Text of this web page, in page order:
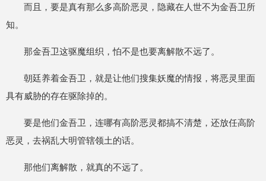
而且，要是真有那么多高阶恶灵，隐藏在人世不为金吾卫所
知。
那金吾卫这驱魔组织，怕不是也要离解散不远了。
朝廷养着金吾卫，就是让他们搜集妖魔的情报，将恶灵里面
具有威胁的存在驱除掉的。
要是他们金吾卫，连哪有高阶恶灵都搞不清楚，还放任高阶
恶灵，去祸乱大明管辖领土的话。
那他们离解散，就真的不远了。